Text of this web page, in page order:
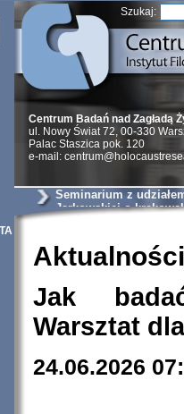
Szukaj:
Centrum Badań nad Zagładą
ul. Nowy Świat 72, 00-330
Palac Staszica pok. 120
e-mail:
Seminarium z
Jarkowskiej o
Aktualności
Jak
Warsztat
24.06.2026